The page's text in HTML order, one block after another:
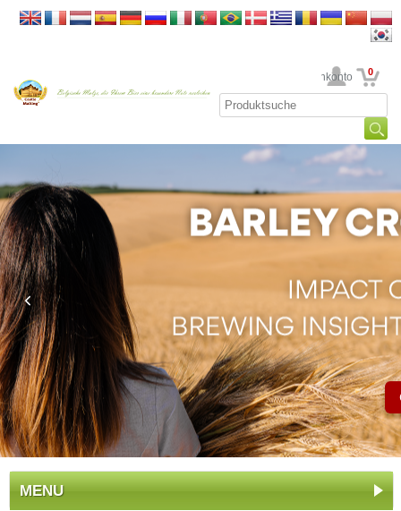
Ihr Kundenkonto 0
MENU